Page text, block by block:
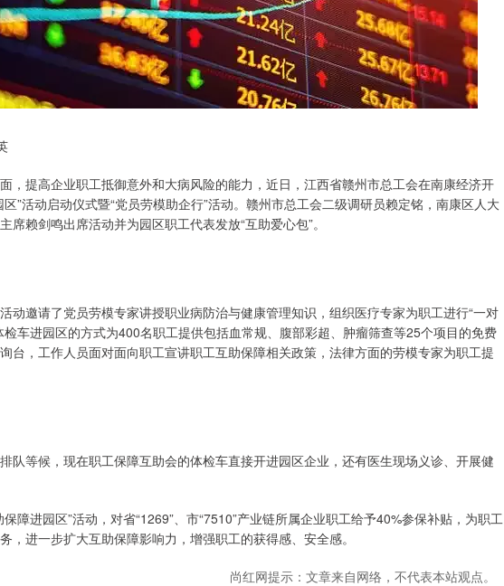
，提高企业职工抵御意外和大病风险的能力，近日，江西省赣州市总工会在南康经济开
”活动启动仪式暨“党员劳模助企行”活动。赣州市总工会二级调研员赖定铭，南康区人大
赖剑鸣出席活动并为园区职工代表发放“互助爱心包”。
动邀请了党员劳模专家讲授职业病防治与健康管理知识，组织医疗专家为职工进行“一对
车进园区的方式为400名职工提供包括血常规、腹部彩超、肿瘤筛查等25个项目的免费
台，工作人员面对面向职工宣讲职工互助保障相关政策，法律方面的劳模专家为职工提
队等候，现在职工保障互助会的体检车直接开进园区企业，还有医生现场义诊、开展健
障进园区”活动，对省“1269”、市“7510”产业链所属企业职工给予40%参保补贴，为职工
，进一步扩大互助保障影响力，增强职工的获得感、安全感。
尚红网提示：文章来自网络，不代表本站观点。